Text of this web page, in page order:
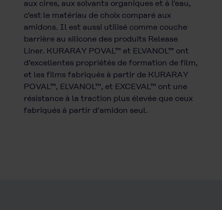
aux cires, aux solvants organiques et à l'eau,
c'est le matériau de choix comparé aux
amidons. Il est aussi utilisé comme couche
barrière au silicone des produits Release
Liner. KURARAY POVAL™ et ELVANOL™ ont
d'excellentes propriétés de formation de film,
et les films fabriqués à partir de KURARAY
POVAL™, ELVANOL™, et EXCEVAL™ ont une
résistance à la traction plus élevée que ceux
fabriqués à partir d'amidon seul.